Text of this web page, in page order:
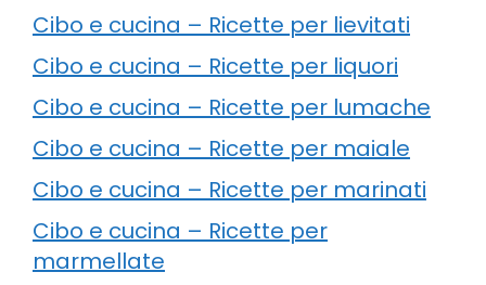
Cibo e cucina – Ricette per lievitati
Cibo e cucina – Ricette per liquori
Cibo e cucina – Ricette per lumache
Cibo e cucina – Ricette per maiale
Cibo e cucina – Ricette per marinati
Cibo e cucina – Ricette per
marmellate